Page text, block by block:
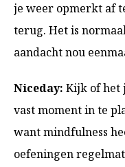
je weer opmerkt af
terug. Het is
aandacht nou
Niceday: Kijk of het
vast moment in te
want mindfulness
oefeningen